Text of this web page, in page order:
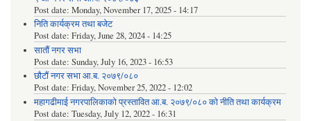
Post date: Monday, November 17, 2025 - 14:17
निति कार्यक्रम तथा बजेट
Post date: Friday, June 28, 2024 - 14:25
सातौं नगर सभा
Post date: Sunday, July 16, 2023 - 16:53
छौटौं नगर सभा आ.ब. २०७९/०८०
Post date: Friday, November 25, 2022 - 12:02
महागढीमाई नगरपालिकाको प्रस्तावित आ.ब. २०७९/०८० को नीति तथा कार्यक्रम
Post date: Tuesday, July 12, 2022 - 16:31